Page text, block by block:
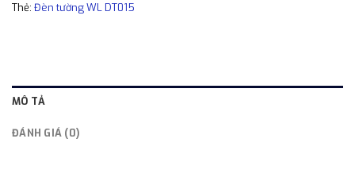
Thẻ: Đèn tường WL DT015
MÔ TẢ
ĐÁNH GIÁ (0)